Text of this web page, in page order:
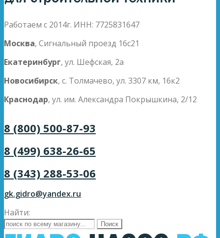
Работаем с 2014г. ИНН: 7725831647
Москва, Сигнальный проезд 16с21
Екатеринбург, ул. Шефская, 2а
Новосибирск, с. Толмачево, ул. 3307 км, 16к2
Краснодар, ул. им. Александра Покрышкина, 2/12
8 (800) 500-87-93
8 (499) 638-26-65
8 (343) 288-53-06
gk.gidro@yandex.ru
Найти: